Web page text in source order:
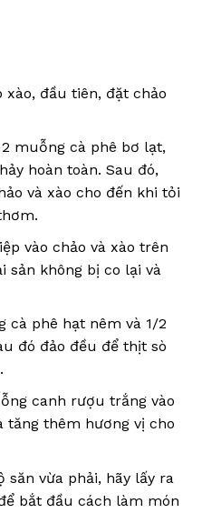
đầu tiên, đặt chảo
muỗng cà phê bơ lạt,
hoàn toàn. Sau đó,
và xào cho đến khi tỏi
vào chảo và xào trên
sản không bị co lại và
cà phê hạt nêm và 1/2
đó đảo đều để thịt sò
canh rượu trắng vào
tăng thêm hương vị cho
săn vừa phải, hãy lấy ra
bắt đầu cách làm món